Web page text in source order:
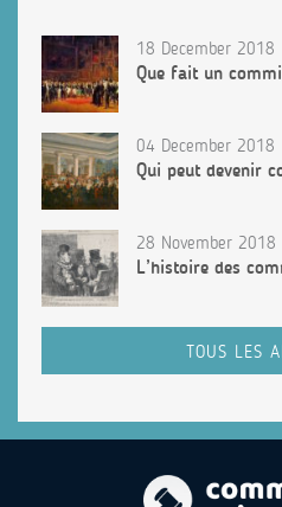
18 December 2018
Que fait un
04 December 2018
Qui peut devenir
28 November 2018
L’histoire des
TOUS LES